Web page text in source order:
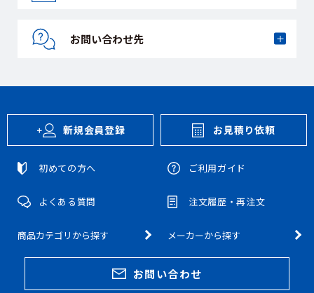
お問い合わせ先
新規会員登録 お見積り依頼
初めての方へ ご利用ガイド
よくある質問 注文履歴・再注文
商品カテゴリから探す メーカーから探す
お問い合わせ